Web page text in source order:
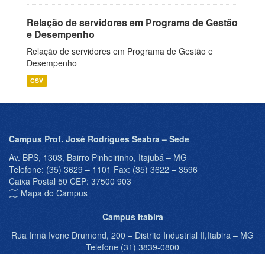
Relação de servidores em Programa de Gestão
e Desempenho
Relação de servidores em Programa de Gestão e
Desempenho
CSV
Campus Prof. José Rodrigues Seabra – Sede
Av. BPS, 1303, Bairro Pinheirinho, Itajubá – MG
Telefone: (35) 3629 – 1101 Fax: (35) 3622 – 3596
Caixa Postal 50 CEP: 37500 903
Mapa do Campus
Campus Itabira
Rua Irmã Ivone Drumond, 200 – Distrito Industrial II,Itabira – MG
Telefone (31) 3839-0800